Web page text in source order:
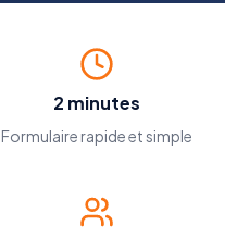
2 minutes
Formulaire rapide et simple